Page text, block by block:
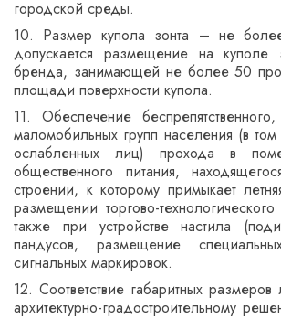
городской среды.
10. Размер купола зонта – не
допускается размещение на куполе
бренда, занимающей не более 50
площади поверхности купола.
11. Обеспечение
маломобильных групп населения (в
ослабленных лиц) прохода в
общественного питания,
строении, к которому примыкает
размещении торгово-
также при устройстве настила
пандусов, размещение
сигнальных маркировок.
12. Соответствие габаритных
архитектурно-градостроительному